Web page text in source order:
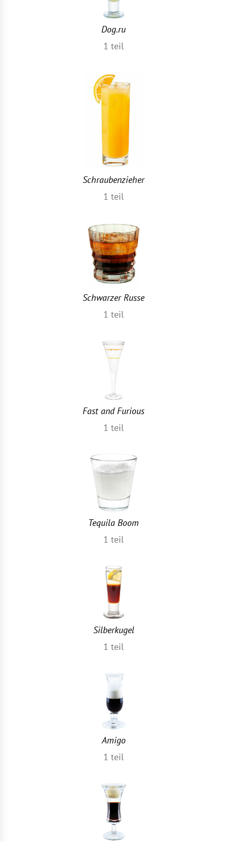
Dog.ru
1 teil
Schraubenzieher
1 teil
Schwarzer Russe
1 teil
Fast and Furious
1 teil
Tequila Boom
1 teil
Silberkugel
1 teil
Amigo
1 teil